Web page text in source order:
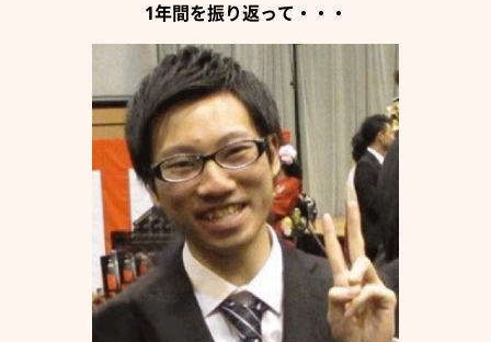
1年間を振り返って・・・